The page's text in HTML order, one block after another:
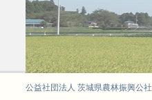
公益社団法人 茨城県農林振興公社